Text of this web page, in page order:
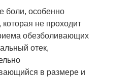
боли, особенно
которая не проходит
обезболивающих
отек,
в размере и